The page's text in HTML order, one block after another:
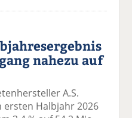
nahezu auf
A.S.
ersten Halbjahr 2026